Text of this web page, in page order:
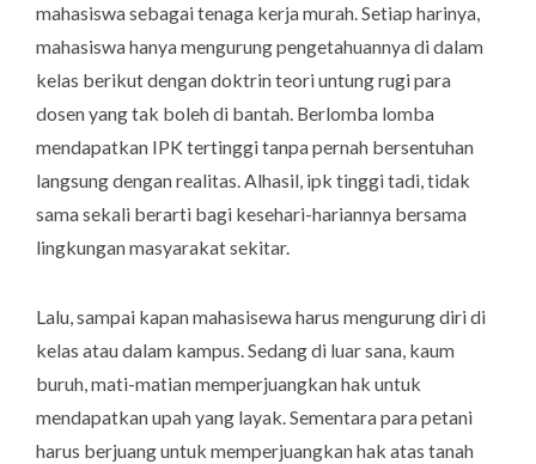
mahasiswa sebagai tenaga kerja murah. Setiap harinya,
mahasiswa hanya mengurung pengetahuannya di dalam
kelas berikut dengan doktrin teori untung rugi para
dosen yang tak boleh di bantah. Berlomba lomba
mendapatkan IPK tertinggi tanpa pernah bersentuhan
langsung dengan realitas. Alhasil, ipk tinggi tadi, tidak
sama sekali berarti bagi kesehari-hariannya bersama
lingkungan masyarakat sekitar.
Lalu, sampai kapan mahasisewa harus mengurung diri di
kelas atau dalam kampus. Sedang di luar sana, kaum
buruh, mati-matian memperjuangkan hak untuk
mendapatkan upah yang layak. Sementara para petani
harus berjuang untuk memperjuangkan hak atas tanah